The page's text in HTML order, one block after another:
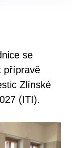
se
přípravě
Zlínské
(ITI).